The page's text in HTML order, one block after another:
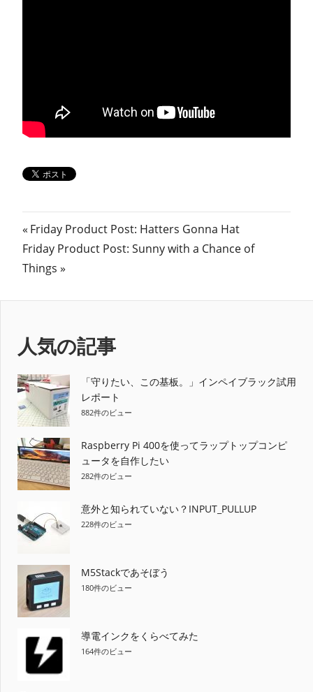
投
稿
ゲ
ー
シ
ョ
ン
前
の
記
Friday Product Post: Hatters Gonna Hat
次
の
Friday Product Post: Sunny with a Chance of
Things
人気の記事
「守りたい、この基板。」インペイブラック試用
レポート
882件のビュー
Raspberry Pi 400を使ってラップトップコンピ
ュータを自作したい
282件のビュー
意外と知られていない？INPUT_PULLUP
228件のビュー
M5Stackであそぼう
180件のビュー
導電インクをくらべてみた
164件のビュー